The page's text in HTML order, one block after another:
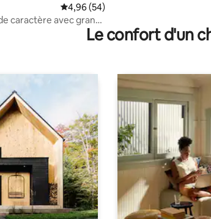
Évaluation moyenne sur la base de
4,96 (54)
caractère avec grand
Le confort d'un